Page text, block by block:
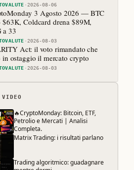
·2026-08-06
3 Agosto 2026 — BTC
$63K, Coldcard drena $89M,
a 33
·2026-08-03
Act: il voto rimandato che
in ostaggio il mercato crypto
·2026-08-03
🔥CryptoMonday: Bitcoin, ETF,
Petrolio e Mercati | Analisi
Completa.
Matrix Trading: i risultati parlano
Trading algoritmico: guadagnare